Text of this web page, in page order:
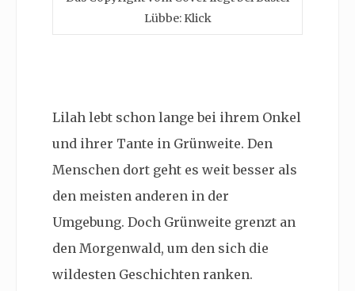
Lübbe: Klick
Lilah lebt schon lange bei ihrem Onkel
und ihrer Tante in Grünweite. Den
Menschen dort geht es weit besser als
den meisten anderen in der
Umgebung. Doch Grünweite grenzt an
den Morgenwald, um den sich die
wildesten Geschichten ranken.